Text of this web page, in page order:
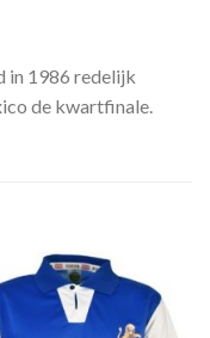
in 1986 redelijk
de kwartfinale.